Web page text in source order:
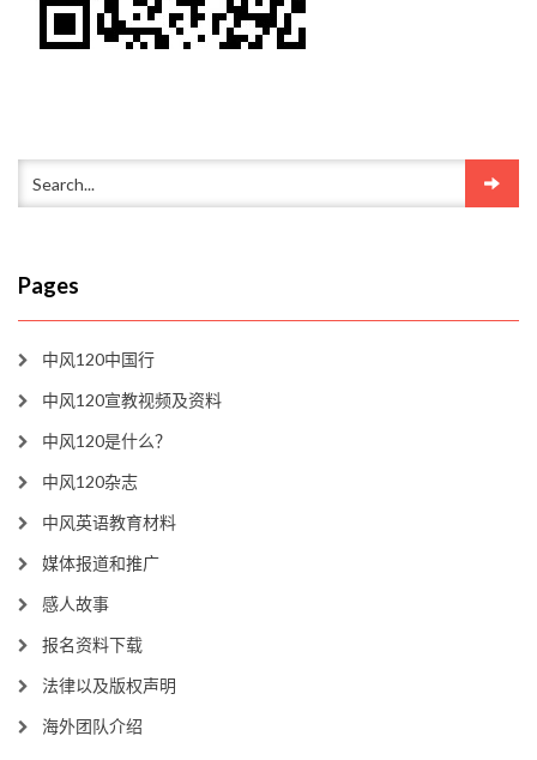
Pages
中风120中国行
中风120宣教视频及资料
中风120是什么？
中风120杂志
中风英语教育材料
媒体报道和推广
感人故事
报名资料下载
法律以及版权声明
海外团队介绍